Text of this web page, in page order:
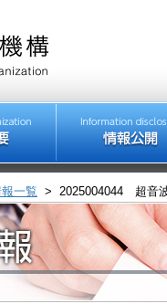
一覧 > 2025004044 超音